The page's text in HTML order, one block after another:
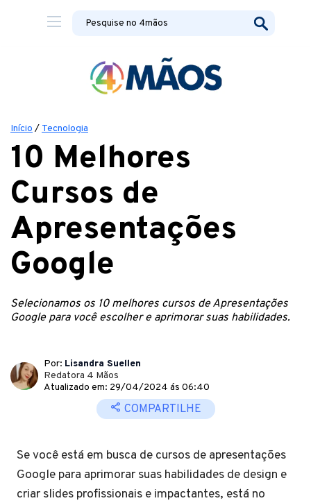
Início / Tecnologia
10 Melhores
Cursos de
Apresentações
Google
Selecionamos os 10 melhores cursos de Apresentações
Google para você escolher e aprimorar suas habilidades.
Por: Lisandra Suellen
Redatora 4 Mãos
Atualizado em: 29/04/2024 ás 06:40
COMPARTILHE
Se você está em busca de cursos de apresentações
Google para aprimorar suas habilidades de design e
criar slides profissionais e impactantes, está no